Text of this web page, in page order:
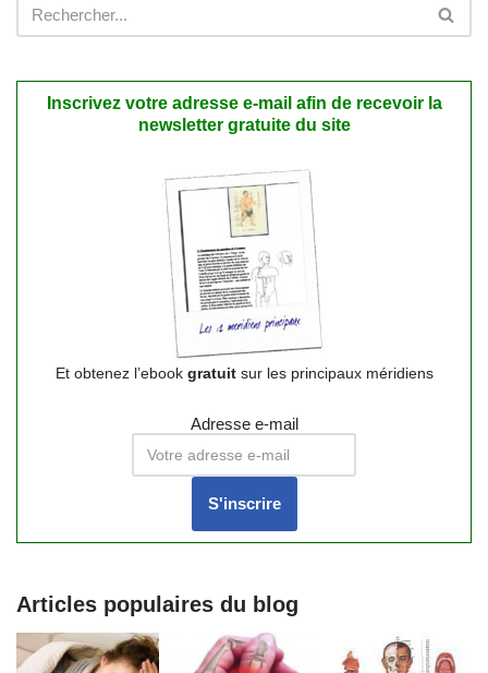
Inscrivez votre adresse e-mail afin de recevoir la
newsletter gratuite du site
Et obtenez l’ebook gratuitsur les principaux méridiens
Adresse e-mail
Articles populaires du blog